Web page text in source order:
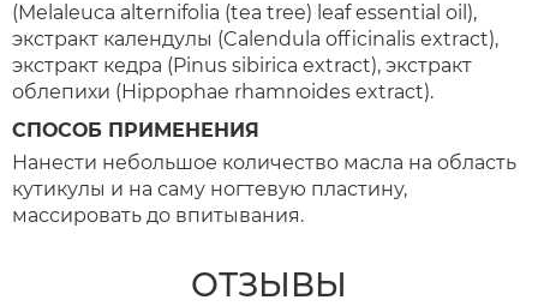
(Melaleuca alternifolia (tea tree) leaf essential oil),
экстракт календулы (Calendula officinalis extract),
экстракт кедра (Pinus sibirica extract), экстракт
облепихи (Hippophae rhamnoides extract).
СПОСОБ ПРИМЕНЕНИЯ
Нанести небольшое количество масла на область
кутикулы и на саму ногтевую пластину,
массировать до впитывания.
ОТЗЫВЫ